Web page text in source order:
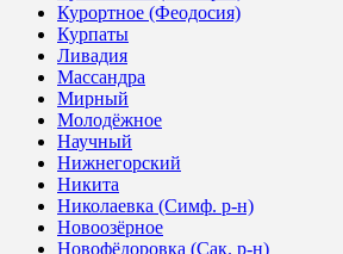
Курортное (Феодосия)
Курпаты
Ливадия
Массандра
Мирный
Молодёжное
Научный
Нижнегорский
Никита
Николаевка (Симф. р-н)
Новоозёрное
Новофёдоровка (Сак. р-н)